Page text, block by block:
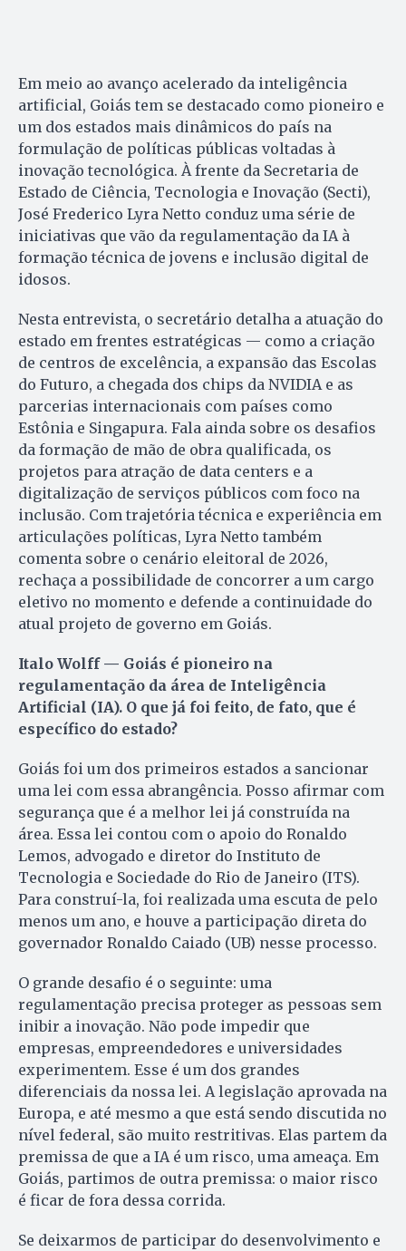
Em meio ao avanço acelerado da inteligência
artificial, Goiás tem se destacado como pioneiro e
um dos estados mais dinâmicos do país na
formulação de políticas públicas voltadas à
inovação tecnológica. À frente da Secretaria de
Estado de Ciência, Tecnologia e Inovação (Secti),
José Frederico Lyra Netto conduz uma série de
iniciativas que vão da regulamentação da IA à
formação técnica de jovens e inclusão digital de
idosos.
Nesta entrevista, o secretário detalha a atuação do
estado em frentes estratégicas — como a criação
de centros de excelência, a expansão das Escolas
do Futuro, a chegada dos chips da NVIDIA e as
parcerias internacionais com países como
Estônia e Singapura. Fala ainda sobre os desafios
da formação de mão de obra qualificada, os
projetos para atração de data centers e a
digitalização de serviços públicos com foco na
inclusão. Com trajetória técnica e experiência em
articulações políticas, Lyra Netto também
comenta sobre o cenário eleitoral de 2026,
rechaça a possibilidade de concorrer a um cargo
eletivo no momento e defende a continuidade do
atual projeto de governo em Goiás.
Italo Wolff — Goiás é pioneiro na
regulamentação da área de Inteligência
Artificial (IA). O que já foi feito, de fato, que é
específico do estado?
Goiás foi um dos primeiros estados a sancionar
uma lei com essa abrangência. Posso afirmar com
segurança que é a melhor lei já construída na
área. Essa lei contou com o apoio do Ronaldo
Lemos, advogado e diretor do Instituto de
Tecnologia e Sociedade do Rio de Janeiro (ITS).
Para construí-la, foi realizada uma escuta de pelo
menos um ano, e houve a participação direta do
governador Ronaldo Caiado (UB) nesse processo.
O grande desafio é o seguinte: uma
regulamentação precisa proteger as pessoas sem
inibir a inovação. Não pode impedir que
empresas, empreendedores e universidades
experimentem. Esse é um dos grandes
diferenciais da nossa lei. A legislação aprovada na
Europa, e até mesmo a que está sendo discutida no
nível federal, são muito restritivas. Elas partem da
premissa de que a IA é um risco, uma ameaça. Em
Goiás, partimos de outra premissa: o maior risco
é ficar de fora dessa corrida.
Se deixarmos de participar do desenvolvimento e